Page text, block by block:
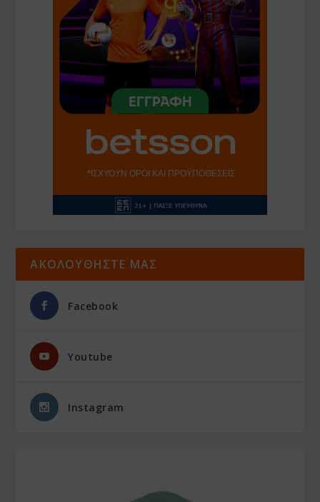
ΑΚΟΛΟΥΘΗΣΤΕ ΜΑΣ
Facebook
Youtube
Instagram